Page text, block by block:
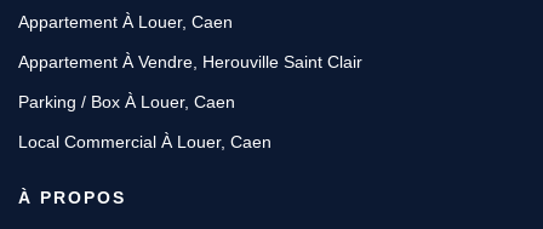
Appartement À Louer, Caen
Appartement À Vendre, Herouville Saint Clair
Parking / Box À Louer, Caen
Local Commercial À Louer, Caen
À PROPOS